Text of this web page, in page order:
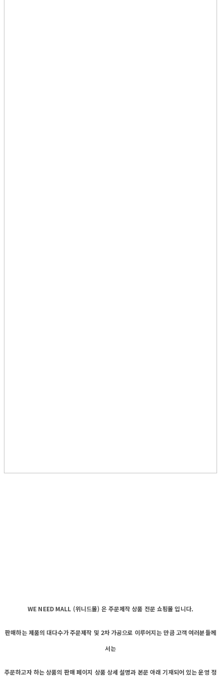
WE NEED MALL (위니드몰) 은 주문제작 상품 전문 쇼핑몰 입니다.
판매하는 제품의 대다수가 주문제작 및 2차 가공으로 이루어지는 만큼 고객 여러분들께
서는
주문하고자 하는 상품의 판매 페이지 상품 상세 설명과 본문 아래 기재되어 있는 운영 정